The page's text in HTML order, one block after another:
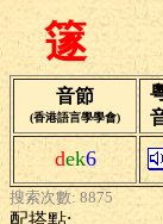
篴
音節
(香港語言學學會)
dek6
搜索次數: 8875
配搭點: